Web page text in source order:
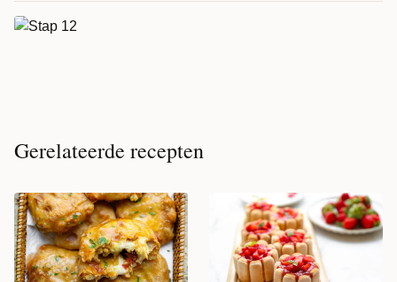
Gerelateerde recepten